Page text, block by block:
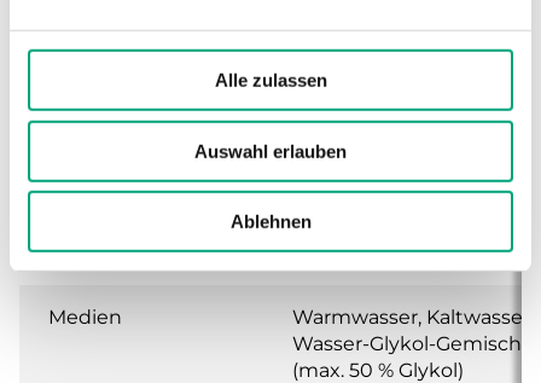
Alle zulassen
Auswahl erlauben
Ablehnen
gemäß according to ISO
228/1
Ventilkennlinie Gleichprozentig
Leckrate 0.1 % of Kvs ()
Medien
Warmwasser, Kaltwasser,
Wasser-Glykol-Gemisch
(max. 50 % Glykol)